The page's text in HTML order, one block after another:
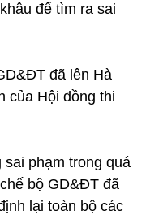
để tìm ra sai
đã lên Hà
của Hội đồng thi
phạm trong quá
bộ GD&ĐT đã
lại toàn bộ các